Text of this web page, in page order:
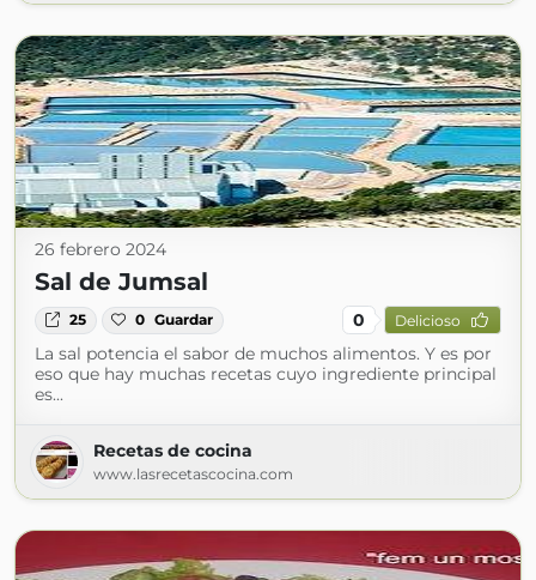
26 febrero 2024
Sal de Jumsal
25 0 Guardar 0 Delicioso
La sal potencia el sabor de muchos alimentos. Y es por
eso que hay muchas recetas cuyo ingrediente principal
es...
Recetas de cocina
www.lasrecetascocina.com